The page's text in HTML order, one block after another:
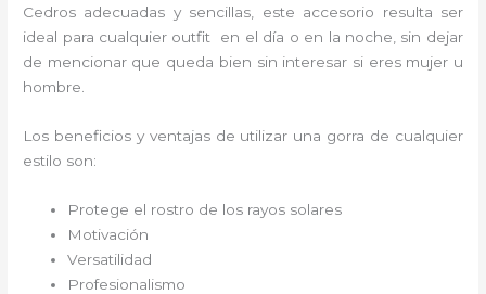
Cedros adecuadas y sencillas, este accesorio resulta ser
ideal para cualquier outfit en el día o en la noche, sin dejar
de mencionar que queda bien sin interesar si eres mujer u
hombre.
Los beneficios y ventajas de utilizar una gorra de cualquier
estilo son:
Protege el rostro de los rayos solares
Motivación
Versatilidad
Profesionalismo